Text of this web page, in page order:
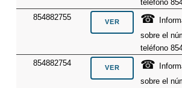
teléfono
854882755
☎
sobre el
teléfono
854882754
☎
sobre el